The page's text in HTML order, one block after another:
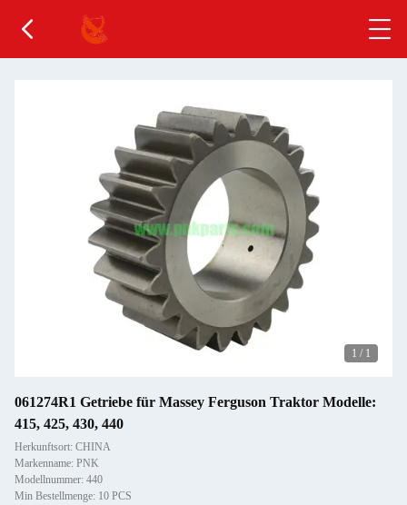
1 / 1
061274R1 Getriebe für Massey Ferguson Traktor Modelle:
415, 425, 430, 440
Herkunftsort: CHINA
Markenname: PNK
Modellnummer: 440
Min Bestellmenge: 10 PCS